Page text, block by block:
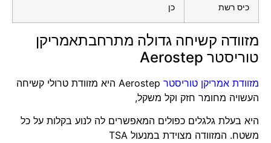
כיס רשת כן
מזוודה קשיחה גדולה מתרחבתאמריקן
טוריסטר Aerostep
מזוודת אמריקן טוריסטר
Aerostep היא מזוודת טרולי קשיחה
העשויה מחומר חזק וקל משקל,
היא בעלת גלגלים כפולים המאפשרים לה לנוע בקלות על כל
משטח. המזוודה מצוידת במנעול TSA